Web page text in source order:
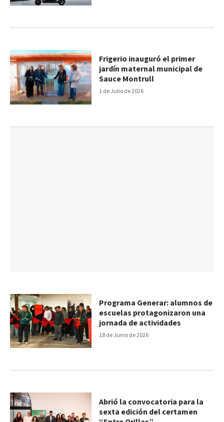
1 de Julio de 2026
Frigerio inauguró el primer
jardín maternal municipal de
Sauce Montrull
18 de Junio de 2026
Programa Generar: alumnos de
escuelas protagonizaron una
jornada de actividades
Abrió la convocatoria para la
sexta edición del certamen